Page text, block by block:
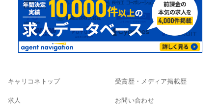
キャリコネトップ
求人
受賞歴・メディア掲載歴
お問い合わせ